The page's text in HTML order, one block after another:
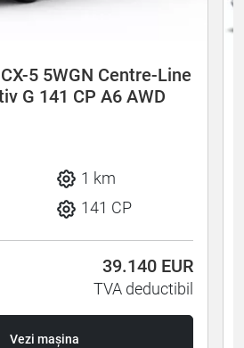
5 5WGN Centre-Line
G 141 CP A6 AWD
1 km
141 CP
39.140 EUR
TVA deductibil
Vezi mașina